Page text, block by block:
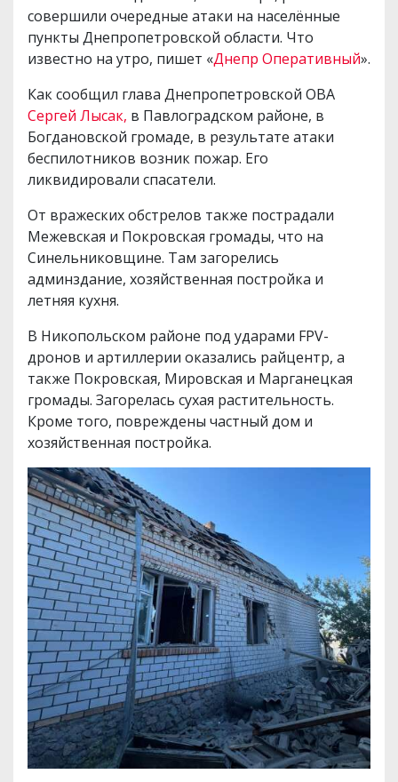
совершили очередные атаки на населённые
пункты Днепропетровской области. Что
известно на утро, пишет «Днепр Оперативный».
Как сообщил глава Днепропетровской ОВА
Сергей Лысак, в Павлоградском районе, в
Богдановской громаде, в результате атаки
беспилотников возник пожар. Его
ликвидировали спасатели.
От вражеских обстрелов также пострадали
Межевская и Покровская громады, что на
Синельниковщине. Там загорелись
админздание, хозяйственная постройка и
летняя кухня.
В Никопольском районе под ударами FPV-
дронов и артиллерии оказались райцентр, а
также Покровская, Мировская и Марганецкая
громады. Загорелась сухая растительность.
Кроме того, повреждены частный дом и
хозяйственная постройка.